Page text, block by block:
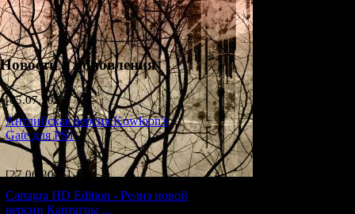
Новости и обновления
[05.07.2026] (7)
Английская версия Kowloon's
Gate для PS1
[27.06.2026] (4)
Cartagra HD Edition - Релиз новой
версии Картагры ...